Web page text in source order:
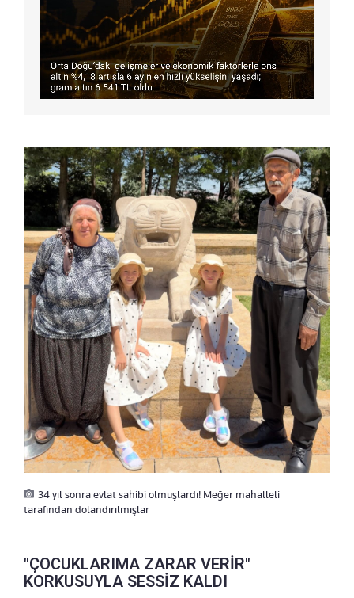
34 yıl sonra evlat sahibi olmuşlardı! Meğer mahalleli
tarafından dolandırılmışlar
"ÇOCUKLARIMA ZARAR VERİR"
KORKUSUYLA SESSİZ KALDI